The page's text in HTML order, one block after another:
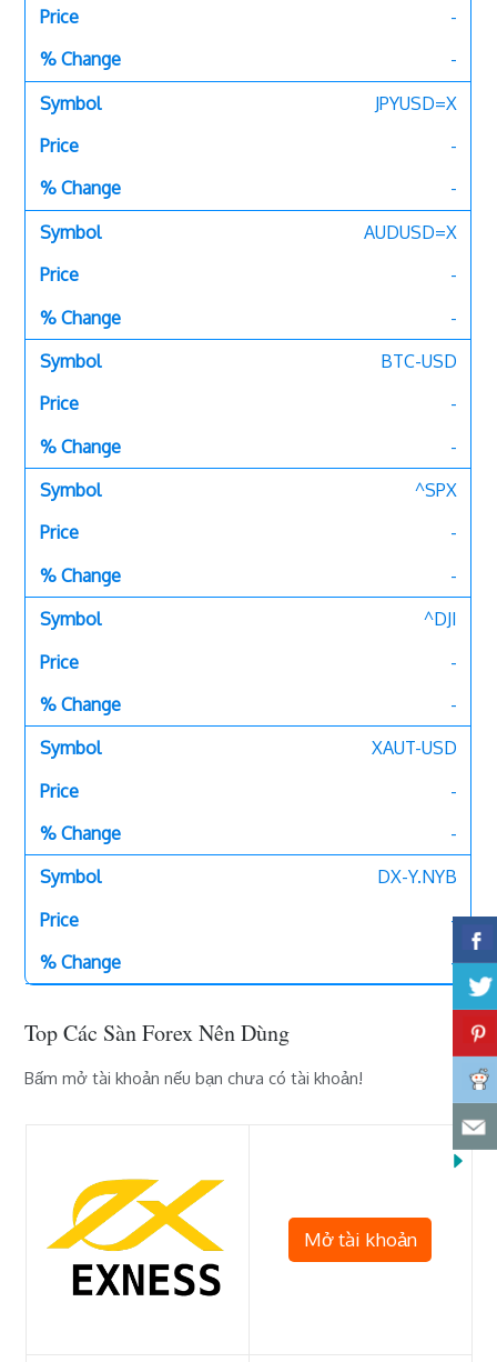
-
-
JPYUSD=X
-
-
AUDUSD=X
-
-
BTC-USD
-
-
^SPX
-
-
^DJI
-
-
XAUT-USD
-
-
DX-Y.NYB
-
-
Top Các Sàn Forex Nên Dùng
Bấm mở tài khoản nếu bạn chưa có tài khoản!
Mở tài khoản